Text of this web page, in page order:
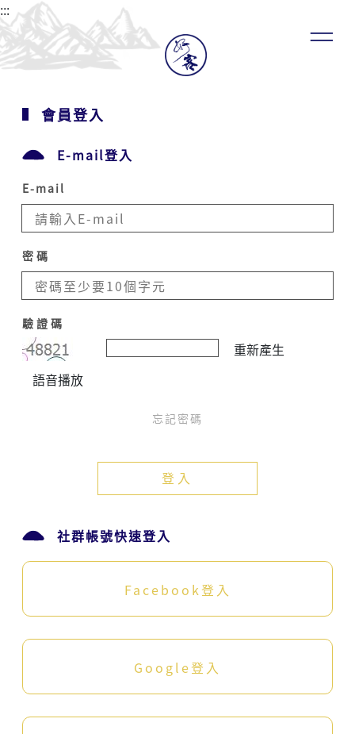
:::
會員登入
E-mail登入
E-mail
密碼
驗證碼
重新產生
語音播放
忘記密碼
登入
社群帳號快速登入
Facebook登入
Google登入